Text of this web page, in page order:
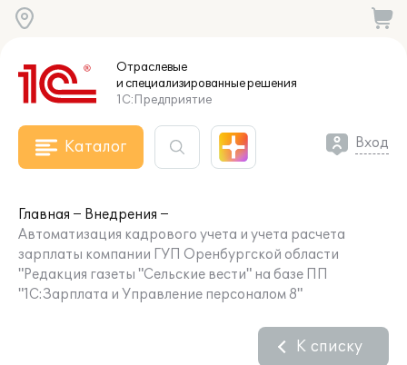
Отраслевые
и специализированныерешения
1С:Предприятие
Каталог Вход
Главная
Внедрения
Автоматизация кадрового учета и учета расчета
зарплаты компании ГУП Оренбургской области
"Редакция газеты "Сельские вести" на базе ПП
"1С:Зарплата и Управление персоналом 8"
К списку